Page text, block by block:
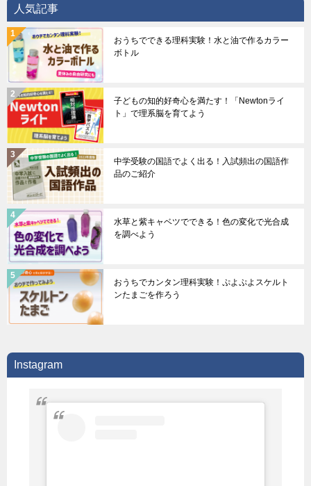
人気記事
おうちでできる理科実験！水と油で作るカラー
ボトル
子どもの知的好奇心を満たす！「Newtonライ
ト」で理系脳を育てよう
中学受験の国語でよく出る！入試頻出の国語作
品のご紹介
水草と紫キャベツでできる！色の変化で光合成
を調べよう
おうちでカンタン理科実験！ぷよぷよスケルト
ンたまごを作ろう
Instagram